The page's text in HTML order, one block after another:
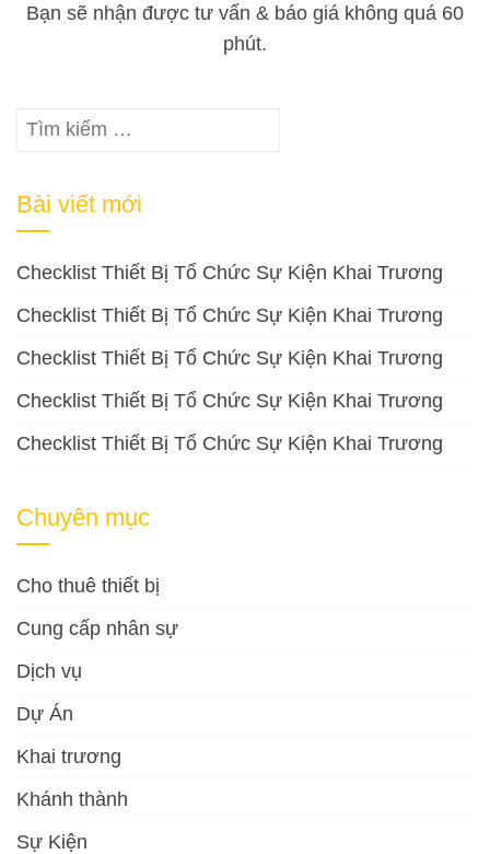
Bạn sẽ nhận được tư vấn & báo giá không quá 60
phút.
Tìm
Bài viết mới
Checklist Thiết Bị Tổ Chức Sự Kiện Khai Trương
Checklist Thiết Bị Tổ Chức Sự Kiện Khai Trương
Checklist Thiết Bị Tổ Chức Sự Kiện Khai Trương
Checklist Thiết Bị Tổ Chức Sự Kiện Khai Trương
Checklist Thiết Bị Tổ Chức Sự Kiện Khai Trương
Chuyên mục
Cho thuê thiết bị
Cung cấp nhân sự
Dịch vụ
Dự Án
Khai trương
Khánh thành
Sự Kiện